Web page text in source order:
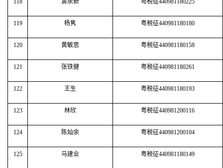
118 黄永新 粤税征440981180225
119 杨隽 粤税征440981180180
120 黄敏思 粤税征440981180158
121 张铁健 粤税征440981180261
122 王生 粤税征440981180193
123 林欣 粤税征440981200116
124 陈灿余 粤税征440981200104
125 马建业 粤税征440981180149